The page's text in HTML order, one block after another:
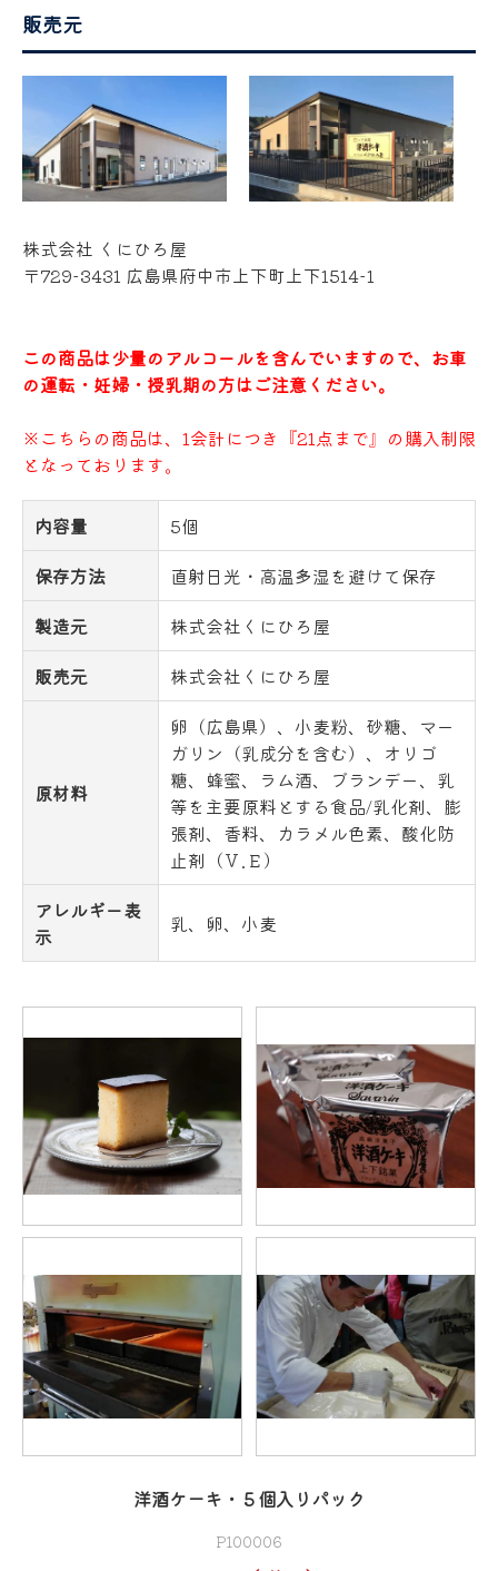
販売元
株式会社 くにひろ屋
〒729-3431 広島県府中市上下町上下1514-1
この商品は少量のアルコールを含んでいますので、お車
の運転・妊婦・授乳期の方はご注意ください。
※こちらの商品は、1会計につき『21点まで』の購入制限
となっております。
内容量
5個
保存方法
直射日光・高温多湿を避けて保存
製造元
株式会社くにひろ屋
販売元
株式会社くにひろ屋
原材料
卵（広島県）、小麦粉、砂糖、マー
ガリン（乳成分を含む）、オリゴ
糖、蜂蜜、ラム酒、ブランデー、乳
等を主要原料とする食品/乳化剤、膨
張剤、香料、カラメル色素、酸化防
止剤（Ｖ.Ｅ）
アレルギー表
示
乳、卵、小麦
洋酒ケーキ・５個入りパック
P100006